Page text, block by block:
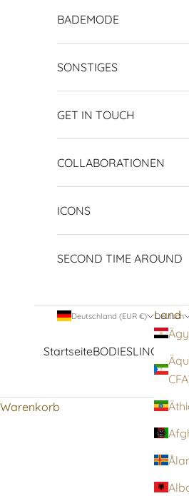
StartseiteBODIESLINGERIE
BADEMODE
SONSTIGES
GET IN TOUCH
COLLABORATIONEN
ICONS
SECOND TIME AROUND
Deutschland (EUR €)
Land
Deutsch
Warenkorb